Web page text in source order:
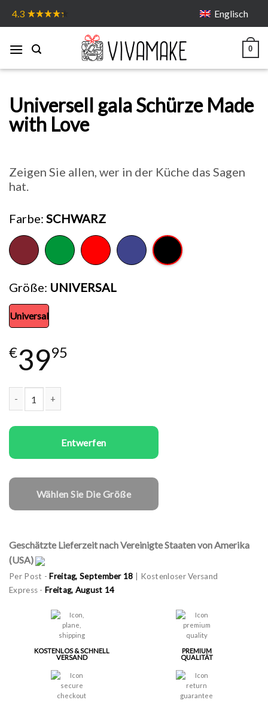
4.3 Englisch
0
Universell gala Schürze Made
with Love
Zeigen Sie allen, wer in der Küche das Sagen
hat.
Farbe SCHWARZ
Größe UNIVERSAL
Universal
€3995
Entwerfen
Wählen Sie Die Größe
Geschätzte Lieferzeit nach Vereinigte Staaten von Amerika
(USA)
Per Post -Freitag, September 18 | Kostenloser Versand
Express - Freitag, August 14
KOSTENLOS & SCHNELL
VERSAND
PREMIUM
QUALITÄT